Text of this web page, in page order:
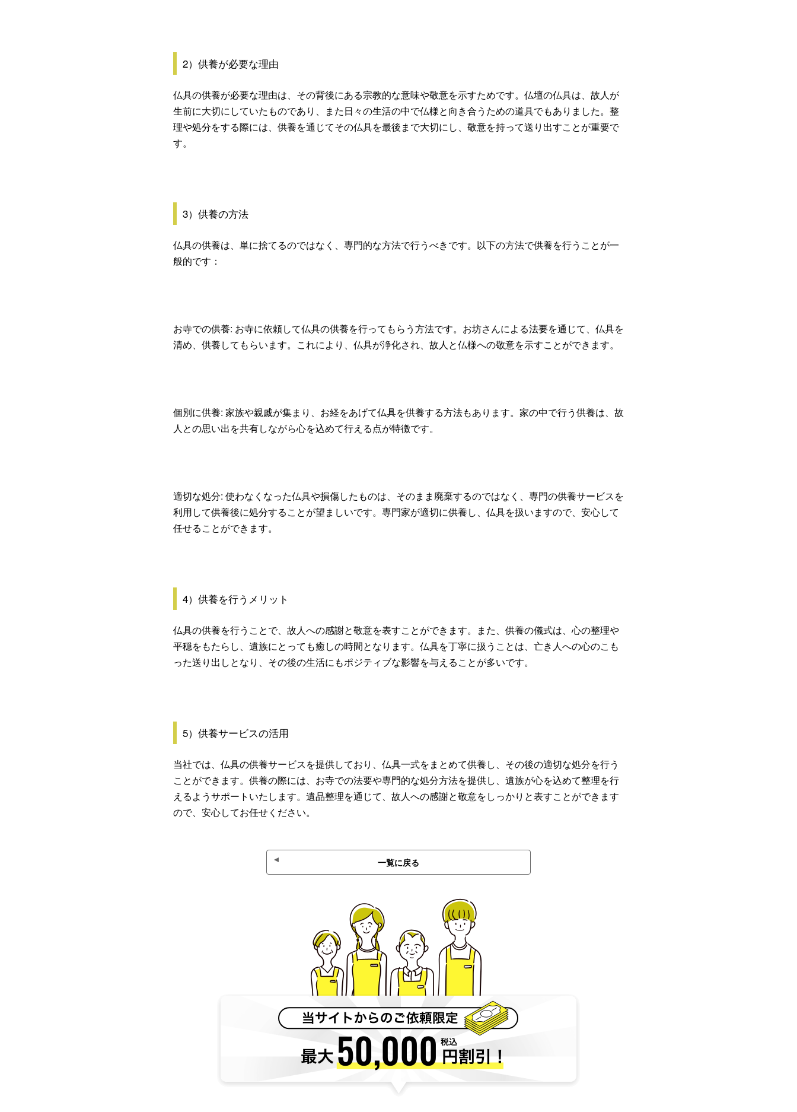
2）供養が必要な理由
仏具の供養が必要な理由は、その背後にある宗教的な意味や敬意を示すためです。仏壇の仏具は、故人が
生前に大切にしていたものであり、また日々の生活の中で仏様と向き合うための道具でもありました。整
理や処分をする際には、供養を通じてその仏具を最後まで大切にし、敬意を持って送り出すことが重要で
す。
3）供養の方法
仏具の供養は、単に捨てるのではなく、専門的な方法で行うべきです。以下の方法で供養を行うことが一
般的です：
お寺での供養: お寺に依頼して仏具の供養を行ってもらう方法です。お坊さんによる法要を通じて、仏具を
清め、供養してもらいます。これにより、仏具が浄化され、故人と仏様への敬意を示すことができます。
個別に供養: 家族や親戚が集まり、お経をあげて仏具を供養する方法もあります。家の中で行う供養は、故
人との思い出を共有しながら心を込めて行える点が特徴です。
適切な処分: 使わなくなった仏具や損傷したものは、そのまま廃棄するのではなく、専門の供養サービスを
利用して供養後に処分することが望ましいです。専門家が適切に供養し、仏具を扱いますので、安心して
任せることができます。
4）供養を行うメリット
仏具の供養を行うことで、故人への感謝と敬意を表すことができます。また、供養の儀式は、心の整理や
平穏をもたらし、遺族にとっても癒しの時間となります。仏具を丁寧に扱うことは、亡き人への心のこも
った送り出しとなり、その後の生活にもポジティブな影響を与えることが多いです。
5）供養サービスの活用
当社では、仏具の供養サービスを提供しており、仏具一式をまとめて供養し、その後の適切な処分を行う
ことができます。供養の際には、お寺での法要や専門的な処分方法を提供し、遺族が心を込めて整理を行
えるようサポートいたします。遺品整理を通じて、故人への感謝と敬意をしっかりと表すことができます
ので、安心してお任せください。
一覧に戻る